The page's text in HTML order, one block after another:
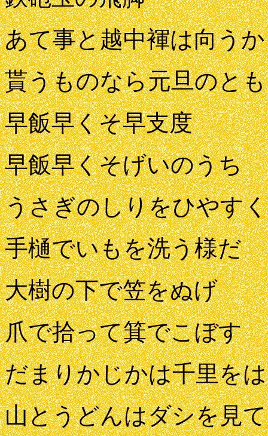
あて事と越中褌は向う
貰うものなら元旦のと
早飯早くそ早支度
早飯早くそげいのうち
うさぎのしりをひやす
手樋でいもを洗う様だ
大樹の下で笠をぬげ
爪で拾って箕でこぼす
だまりかじかは千里を
山とうどんはダシを見